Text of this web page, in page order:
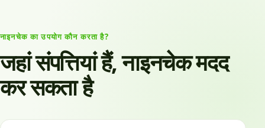
नाइनचेक का उपयोग कौन करता है?
जहां संपत्तियां हैं, नाइनचेक मदद
कर सकता है